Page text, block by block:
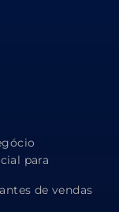
para
de vendas